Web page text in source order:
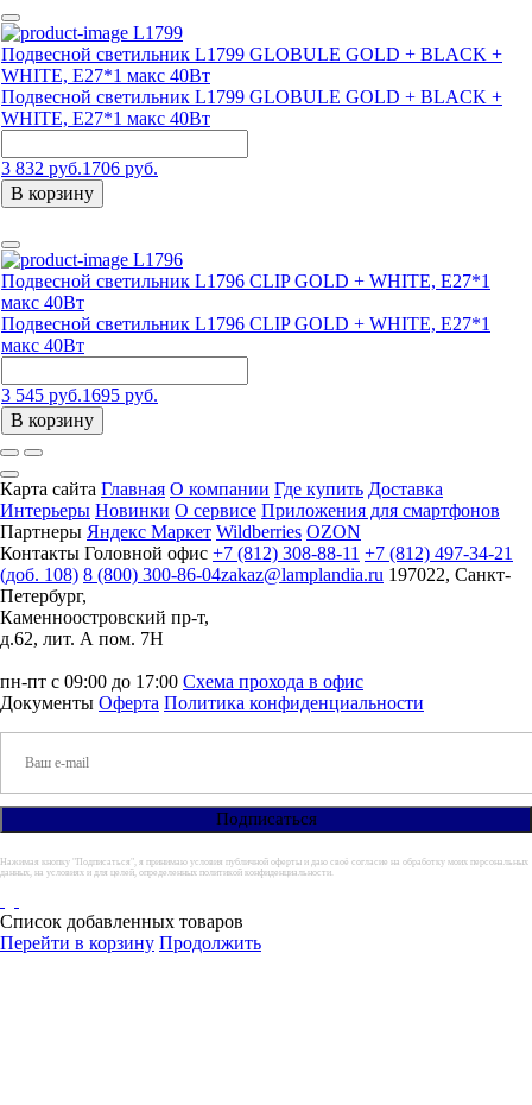
L1799
Подвесной светильник L1799 GLOBULE GOLD + BLACK +
WHITE, Е27*1 макс 40Вт
Подвесной светильник L1799 GLOBULE GOLD + BLACK +
WHITE, Е27*1 макс 40Вт
3 832 руб.1706 руб.
В корзину
L1796
Подвесной светильник L1796 CLIP GOLD + WHITE, Е27*1
макс 40Вт
Подвесной светильник L1796 CLIP GOLD + WHITE, Е27*1
макс 40Вт
3 545 руб.1695 руб.
В корзину
Карта сайта Главная О компании Где купить Доставка
Интерьеры Новинки О сервисе Приложения для смартфонов
Партнеры Яндекс Маркет Wildberries OZON
Контакты Головной офис +7 (812) 308-88-11 +7 (812) 497-34-21
(доб. 108) 8 (800) 300-86-04zakaz@lamplandia.ru 197022, Санкт-
Петербург,
Каменноостровский пр-т,
д.62, лит. А пом. 7Н
пн-пт с 09:00 до 17:00 Схема прохода в офис
Документы Оферта Политика конфиденциальности
Нажимая кнопку "Подписаться", я принимаю условия публичной оферты и даю своё согласие на обработку моих персональных
данных, на условиях и для целей, определенных политикой конфиденциальности.
Список добавленных товаров
Перейти в корзину Продолжить